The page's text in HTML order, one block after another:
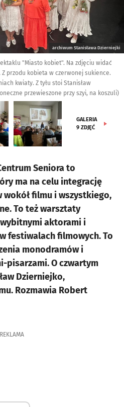
archiwum Stanisława Dzierniejki
"Miasto kobiet". Na zdjęciu widać
przodu kobieta w czerwonej sukience.
kwiaty. Z tyłu stoi Stanisław
przewieszone przy szyi, na koszuli)
GALERIA
9 ZDJĘĆ
Seniora to
ma na celu integrację
wokół filmu i wszystkiego,
To też warsztaty
aktorami i
festiwalach filmowych. To
monodramów i
pisarzami. O czwartym
Dzierniejko,
Rozmawia Robert
REKLAMA